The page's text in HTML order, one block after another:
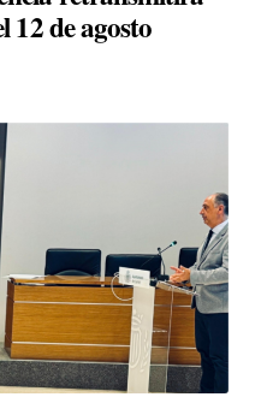
12 de agosto